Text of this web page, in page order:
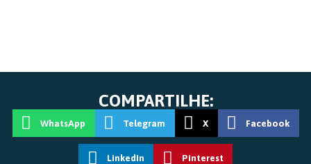
COMPARTILHE:
WhatsApp Telegram X Facebook
LinkedIn Pinterest